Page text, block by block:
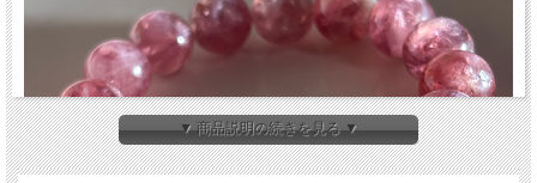
▼ 商品説明の続きを見る ▼